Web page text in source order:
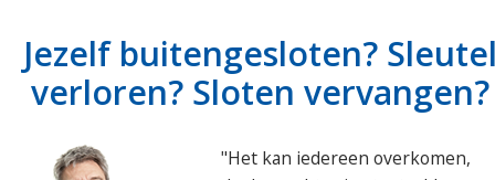
Jezelf buitengesloten?
verloren? Sloten vervangen?
"Het kan iedereen overkomen,